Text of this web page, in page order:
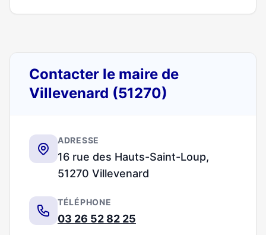
Contacter le maire de
Villevenard (51270)
ADRESSE
16 rue des Hauts-Saint-Loup,
51270 Villevenard
TÉLÉPHONE
03 26 52 82 25